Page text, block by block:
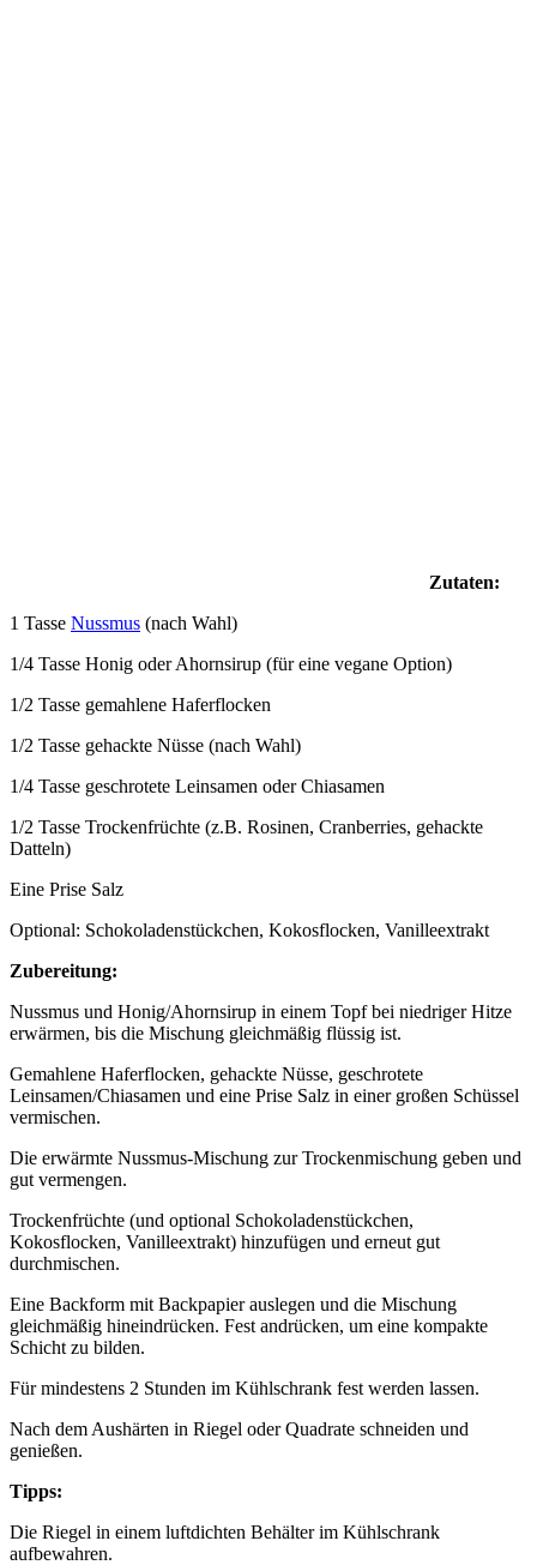
Zutaten:
1 Tasse Nussmus (nach Wahl)
1/4 Tasse Honig oder Ahornsirup (für eine vegane Option)
1/2 Tasse gemahlene Haferflocken
1/2 Tasse gehackte Nüsse (nach Wahl)
1/4 Tasse geschrotete Leinsamen oder Chiasamen
1/2 Tasse Trockenfrüchte (z.B. Rosinen, Cranberries, gehackte
Datteln)
Eine Prise Salz
Optional: Schokoladenstückchen, Kokosflocken, Vanilleextrakt
Zubereitung:
Nussmus und Honig/Ahornsirup in einem Topf bei niedriger Hitze
erwärmen, bis die Mischung gleichmäßig flüssig ist.
Gemahlene Haferflocken, gehackte Nüsse, geschrotete
Leinsamen/Chiasamen und eine Prise Salz in einer großen Schüssel
vermischen.
Die erwärmte Nussmus-Mischung zur Trockenmischung geben und
gut vermengen.
Trockenfrüchte (und optional Schokoladenstückchen,
Kokosflocken, Vanilleextrakt) hinzufügen und erneut gut
durchmischen.
Eine Backform mit Backpapier auslegen und die Mischung
gleichmäßig hineindrücken. Fest andrücken, um eine kompakte
Schicht zu bilden.
Für mindestens 2 Stunden im Kühlschrank fest werden lassen.
Nach dem Aushärten in Riegel oder Quadrate schneiden und
genießen.
Tipps:
Die Riegel in einem luftdichten Behälter im Kühlschrank
aufbewahren.